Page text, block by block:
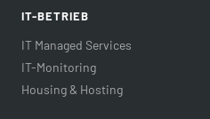
IT-BETRIEB
IT Managed Services
IT-Monitoring
Housing & Hosting